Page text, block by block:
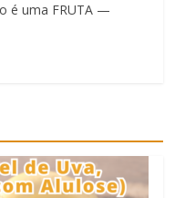
é uma FRUTA —